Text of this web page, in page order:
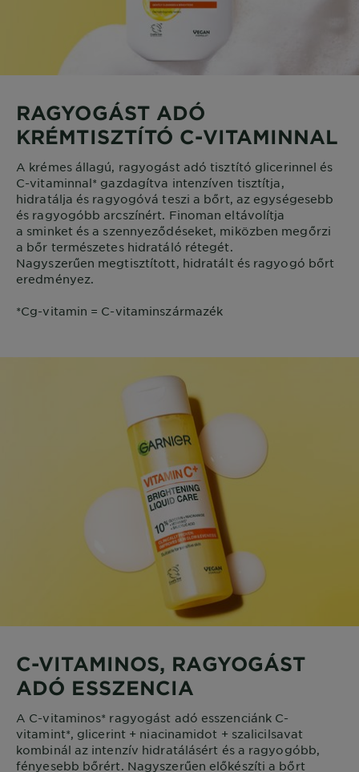
RAGYOGÁST ADÓ
KRÉMTISZTÍTÓ C-VITAMINNAL
A krémes állagú, ragyogást adó tisztító glicerinnel és
C-vitaminnal* gazdagítva intenzíven tisztítja,
hidratálja és ragyogóvá teszi a bőrt, az egységesebb
és ragyogóbb arcszínért. Finoman eltávolítja
a sminket és a szennyeződéseket, miközben megőrzi
a bőr természetes hidratáló rétegét.
Nagyszerűen megtisztított, hidratált és ragyogó bőrt
eredményez.
*Cg-vitamin = C-vitaminszármazék
C-VITAMINOS, RAGYOGÁST
ADÓ ESSZENCIA
A C-vitaminos* ragyogást adó esszenciánk C-
vitamint*, glicerint + niacinamidot + szalicilsavat
kombinál az intenzív hidratálásért és a ragyogóbb,
fényesebb bőrért. Nagyszerűen előkészíti a bőrt